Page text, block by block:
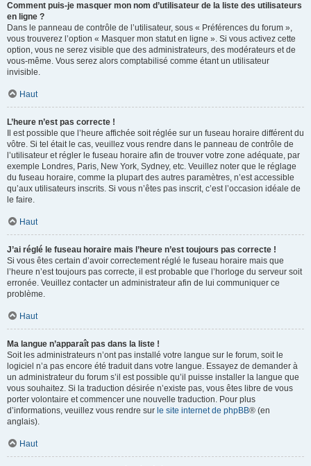
Comment puis-je masquer mon nom d’utilisateur de la liste des utilisateurs
en ligne ?
Dans le panneau de contrôle de l’utilisateur, sous « Préférences du forum »,
vous trouverez l’option « Masquer mon statut en ligne ». Si vous activez cette
option, vous ne serez visible que des administrateurs, des modérateurs et de
vous-même. Vous serez alors comptabilisé comme étant un utilisateur
invisible.
Haut
L’heure n’est pas correcte !
Il est possible que l’heure affichée soit réglée sur un fuseau horaire différent du
vôtre. Si tel était le cas, veuillez vous rendre dans le panneau de contrôle de
l’utilisateur et régler le fuseau horaire afin de trouver votre zone adéquate, par
exemple Londres, Paris, New York, Sydney, etc. Veuillez noter que le réglage
du fuseau horaire, comme la plupart des autres paramètres, n’est accessible
qu’aux utilisateurs inscrits. Si vous n’êtes pas inscrit, c’est l’occasion idéale de
le faire.
Haut
J’ai réglé le fuseau horaire mais l’heure n’est toujours pas correcte !
Si vous êtes certain d’avoir correctement réglé le fuseau horaire mais que
l’heure n’est toujours pas correcte, il est probable que l’horloge du serveur soit
erronée. Veuillez contacter un administrateur afin de lui communiquer ce
problème.
Haut
Ma langue n’apparaît pas dans la liste !
Soit les administrateurs n’ont pas installé votre langue sur le forum, soit le
logiciel n’a pas encore été traduit dans votre langue. Essayez de demander à
un administrateur du forum s’il est possible qu’il puisse installer la langue que
vous souhaitez. Si la traduction désirée n’existe pas, vous êtes libre de vous
porter volontaire et commencer une nouvelle traduction. Pour plus
d’informations, veuillez vous rendre sur le site internet de phpBB® (en
anglais).
Haut